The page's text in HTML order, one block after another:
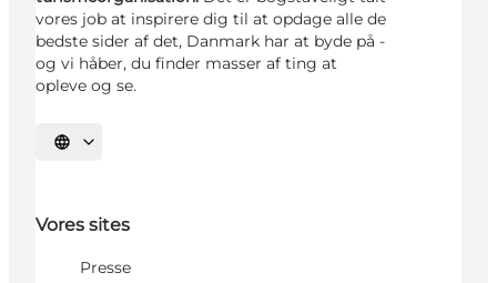
vores job at inspirere dig til at opdage alle de
bedste sider af det, Danmark har at byde på -
og vi håber, du finder masser af ting at
opleve og se.
Vælg sprog
Vores sites
Presse